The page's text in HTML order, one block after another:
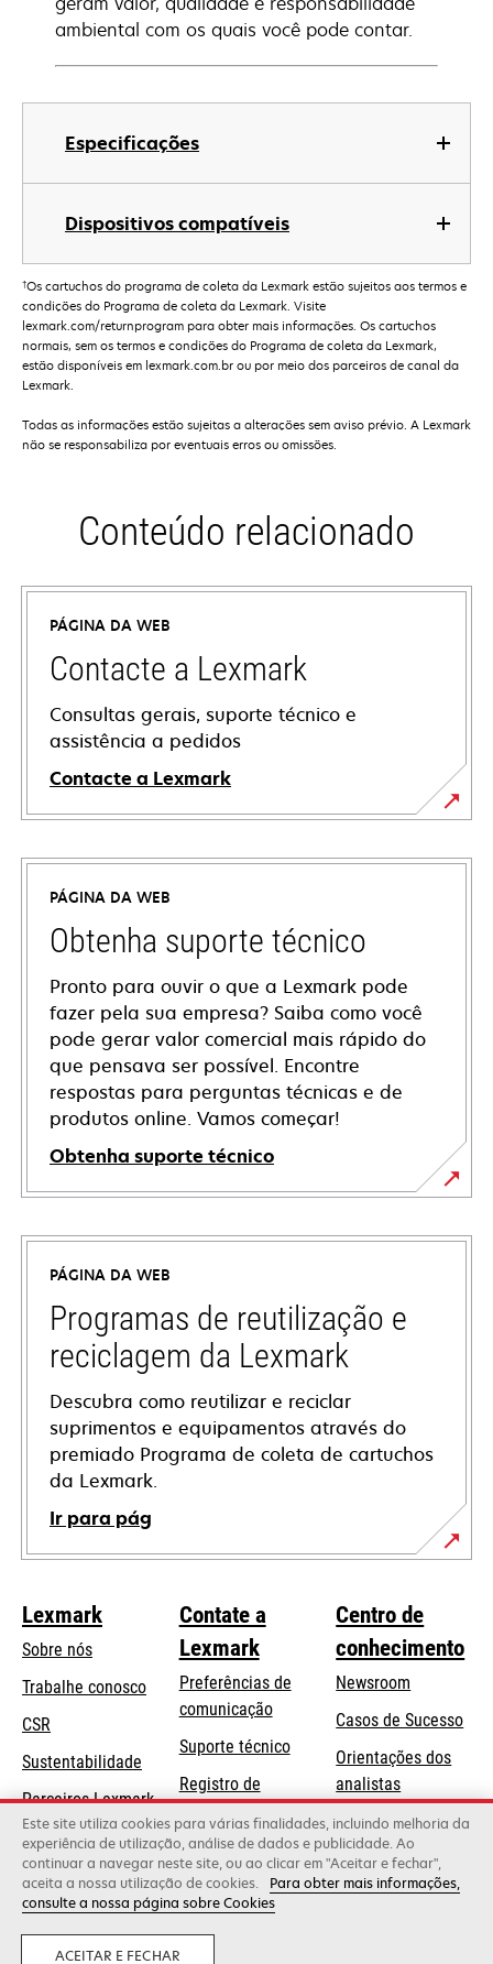
Especificações
Dispositivos compatíveis
ambiental com os quais você pode contar.
†Os cartuchos do programa de coleta da Lexmark estão sujeitos aos termos e
condições do Programa de coleta da Lexmark. Visite
lexmark.com/returnprogram para obter mais informações. Os cartuchos
normais, sem os termos e condições do Programa de coleta da Lexmark,
estão disponíveis em lexmark.com.br ou por meio dos parceiros de canal da
Lexmark.
Todas as informações estão sujeitas a alterações sem aviso prévio. A Lexmark
não se responsabiliza por eventuais erros ou omissões.
Conteúdo relacionado
PÁGINA DA WEB
Contacte a Lexmark
Consultas gerais, suporte técnico e
assistência a pedidos
Contacte a Lexmark
PÁGINA DA WEB
Obtenha suporte técnico
Pronto para ouvir o que a Lexmark pode
fazer pela sua empresa? Saiba como você
pode gerar valor comercial mais rápido do
que pensava ser possível. Encontre
respostas para perguntas técnicas e de
produtos online. Vamos começar!
Obtenha suporte técnico
abre
em
nova
guia
PÁGINA DA WEB
Programas de reutilização e
reciclagem da Lexmark
Descubra como reutilizar e reciclar
suprimentos e equipamentos através do
premiado Programa de coleta de cartuchos
da Lexmark.
Ir para pág
Lexmark
Sobre nós
Trabalhe conosco
CSR
Sustentabilidade
Parceiros Lexmark
Contate a
Lexmark
Preferências de
comunicação
Suporte técnicoabre
uma
nova
guia
Registro de
produtos
Onde comprar
Centro de
conhecimento
Newsroom
Casos de Sucesso
Orientações dos
analistas
Blog Lexmark
Lexmark International, Inc., uma empresa da Xerox
©2026 Todos os direitos reservados.
Legal Política de privacidade
Este site utiliza cookies para várias finalidades, incluindo melhoria da
experiência de utilização, análise de dados e publicidade. Ao
continuar a navegar neste site, ou ao clicar em "Aceitar e fechar",
aceita a nossa utilização de cookies.
Para obter mais informações,
consulte a nossa página sobre Cookies
ACEITAR E FECHAR